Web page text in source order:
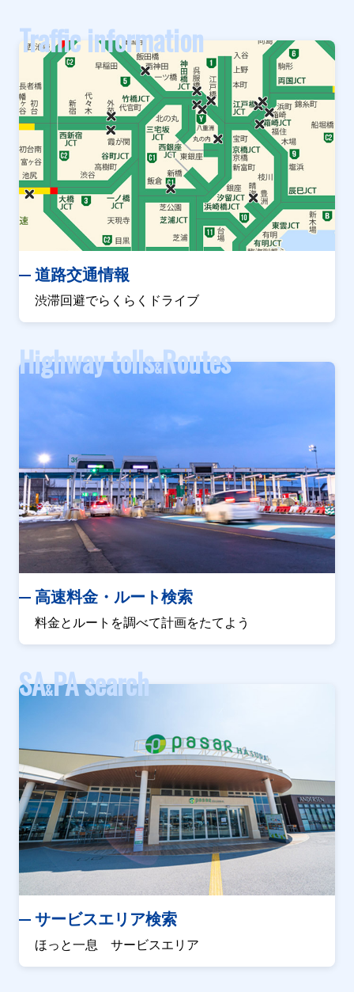
Traffic information
道路交通情報
渋滞回避でらくらくドライブ
Highway tolls&Routes
高速料金・ルート検索
料金とルートを調べて計画をたてよう
SA&PA search
サービスエリア検索
ほっと一息 サービスエリア